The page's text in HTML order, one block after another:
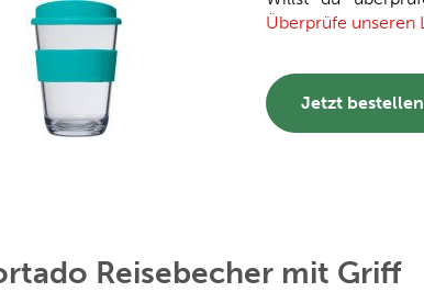
Überprüfe unseren
Jetzt bestellen
Reisebecher mit Griff